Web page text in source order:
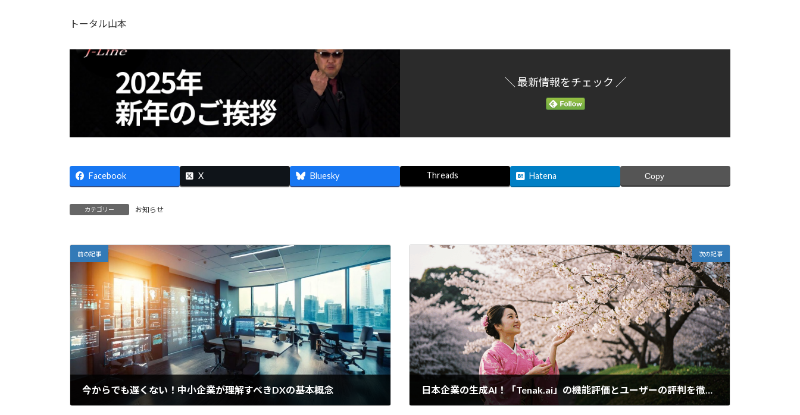
トータル山本
＼ 最新情報をチェック ／
Facebook X Bluesky Threads Hatena Copy
カテゴリー お知らせ
前の記事
今からでも遅くない！中小企業が理解すべきDXの基本概念
次の記事
日本企業の生成AI！「Tenak.ai」の機能評価とユーザーの評判を徹底調査！